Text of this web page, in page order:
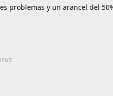
problemas y un arancel del